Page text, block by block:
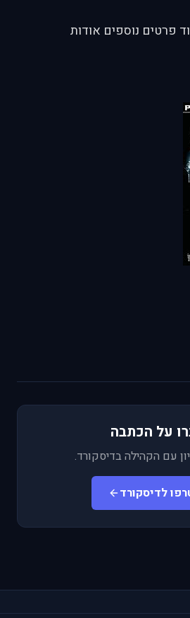
פרטים נוספים אודות
על הכתבה
עם הקהילה בדיסקורד.
לדיסקורד